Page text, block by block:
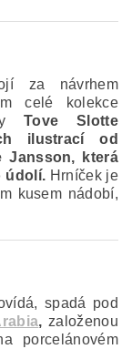
za návrhem
celé kolekce
Tove Slotte
ilustrací od
Jansson, která
údolí. Hrníček je
kusem nádobí,
spadá pod
, založenou
porcelánovém